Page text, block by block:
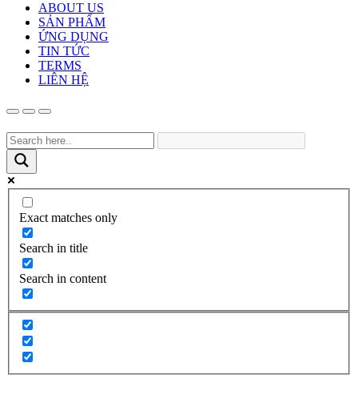
ABOUT US
SẢN PHẨM
ỨNG DỤNG
TIN TỨC
TERMS
LIÊN HỆ
Exact matches only
Search in title
Search in content